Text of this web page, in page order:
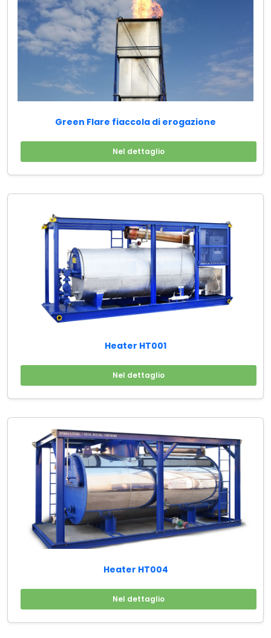
Green Flare fiaccola di erogazione
Nel dettaglio
Heater HT001
Nel dettaglio
Heater HT004
Nel dettaglio